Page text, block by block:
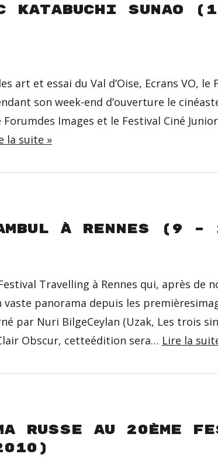
Katabuchi Sunao
art et essai du Val d’Oise, Ecrans VO,
son week-end d’ouverture le
Images et le Festival Ciné
la suite »
à Rennes (9 –
Travelling à Rennes qui, après
panorama depuis les
par Nuri BilgeCeylan (Uzak, Les trois
Obscur, cetteédition sera… Lire la
russe au 20ème